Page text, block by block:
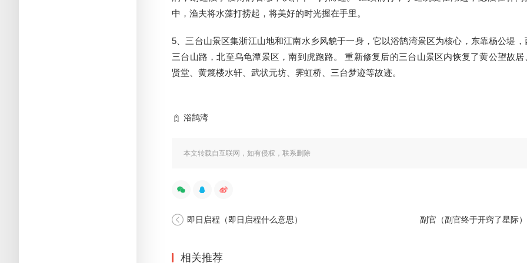
中，渔夫将水藻打捞起，将美好的时光握在手里。
5、三台山景区集浙江山地和江南水乡风貌于一身，它以浴鹄湾景区为核心，东靠杨公堤，
三台山路，北至乌龟潭景区，南到虎跑路。 重新修复后的三台山景区内恢复了黄公望故居
贤堂、黄篾楼水轩、武状元坊、霁虹桥、三台梦迹等故迹。
浴鹄湾
本文转载自互联网，如有侵权，联系删除
即日启程（即日启程什么意思） 副官（副官终于开窍了星际）
相关推荐